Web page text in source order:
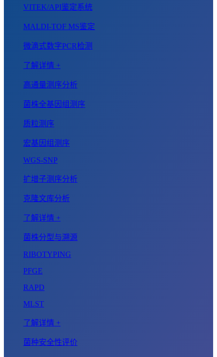
VITEK/API鉴定系统
MALDI-TOF MS鉴定
微滴式数字PCR检测
了解详情 +
高通量测序分析
菌株全基因组测序
质粒测序
宏基因组测序
WGS-SNP
扩增子测序分析
克隆文库分析
了解详情 +
菌株分型与溯源
RIBOTYPING
PFGE
RAPD
MLST
了解详情 +
菌种安全性评价